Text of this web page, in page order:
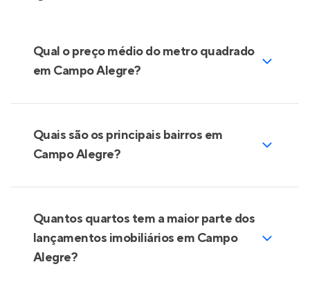
Qual o preço médio do metro quadrado
em Campo Alegre?
Quais são os principais bairros em
Campo Alegre?
Quantos quartos tem a maior parte dos
lançamentos imobiliários em Campo
Alegre?